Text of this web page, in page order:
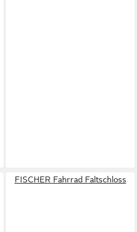
FISCHER Fahrrad Faltschloss